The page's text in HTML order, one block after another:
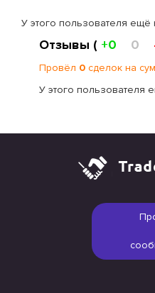
У этого пользователя ещё
Отзывы ( +0 0
Провёл 0 сделок на
У этого пользователя